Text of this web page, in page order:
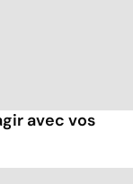
avec vos